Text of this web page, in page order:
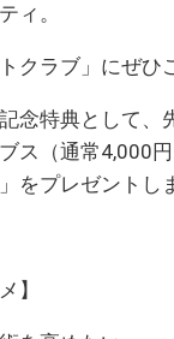
ィ。
クラブ」にぜひ
念特典として、
ス（通常4,000
をプレゼントし
】